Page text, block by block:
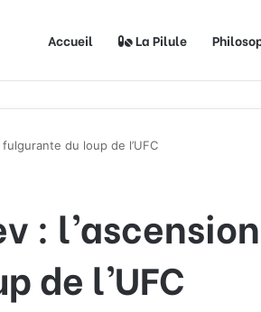
Accueil La Pilule
fulgurante du loup de l’UFC
: l’ascension
de l’UFC